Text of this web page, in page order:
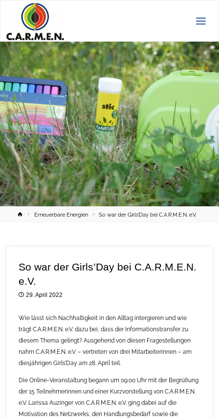
HomeErneuerbare Energien So war der Girls’Day bei C.A.R.M.E.N. e.V.
So war der Girls’Day bei C.A.R.M.E.N.
e.V.
29. April 2022
Wie lässt sich Nachhaltigkeit in den Alltag intergieren und wie
trägt C.A.R.M.E.N. e.V. dazu bei, dass der Informationstransfer zu
diesem Thema gelingt? Ausgehend von diesen Fragestellungen
nahm C.A.R.M.E.N. e.V. – vertreten von drei Mitarbeiterinnen – am
diesjährigen Girls’Day am 28. April teil.
Die Online-Veranstaltung begann um 09:00 Uhr mit der Begrüßung
der 15 Teilnehmerinnen und einer Kurzvorstellung von C.A.R.M.E.N.
e.V. Larissa Auzinger von C.A.R.M.E.N. e.V. ging dabei auf die
Motivation des Netzwerks, den Handlungsbedarf sowie die